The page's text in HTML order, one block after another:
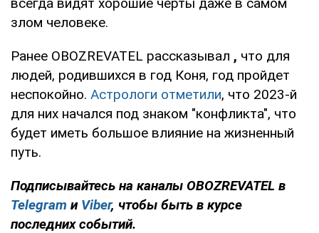
злом человеке.
Ранее OBOZREVATEL рассказывал , что для
людей, родившихся в год Коня, год пройдет
неспокойно. Астрологи отметили, что 2023-й
для них начался под знаком "конфликта", что
будет иметь большое влияние на жизненный
путь.
Подписывайтесь на каналы OBOZREVATEL в
Telegram и Viber, чтобы быть в курсе
последних событий.